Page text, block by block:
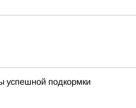
успешной подкормки